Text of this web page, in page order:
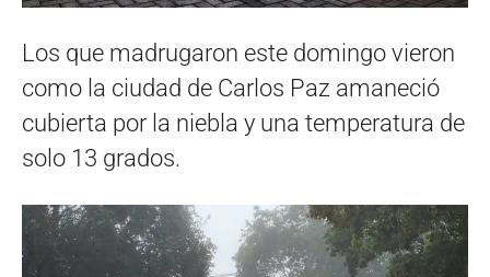
Los que madrugaron este domingo vieron
como la ciudad de Carlos Paz amaneció
cubierta por la niebla y una temperatura de
solo 13 grados.